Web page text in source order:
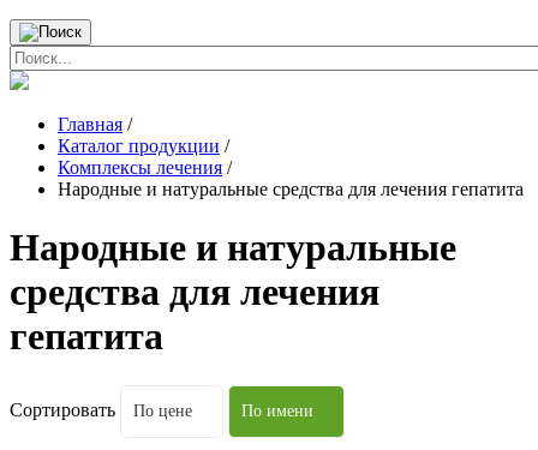
Главная /
Каталог продукции /
Комплексы лечения /
Народные и натуральные средства для лечения гепатита
Народные и натуральные
средства для лечения
гепатита
Сортировать По цене По имени